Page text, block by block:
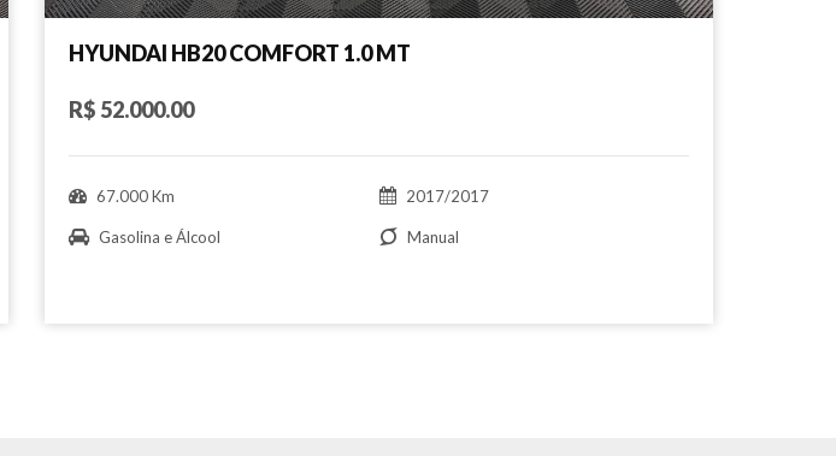
HYUNDAI HB20 COMFORT 1.0 MT
R$ 52.000.00
67.000 Km 2017/2017
Gasolina e Álcool Manual